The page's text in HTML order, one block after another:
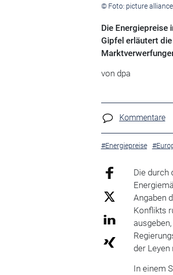
© Foto: picture
Die Energiepreise
Gipfel erläutert
von dpa
Kommentare
#Energiepreise
Die durch
Angaben
Konflikts
der Leyen
In einem